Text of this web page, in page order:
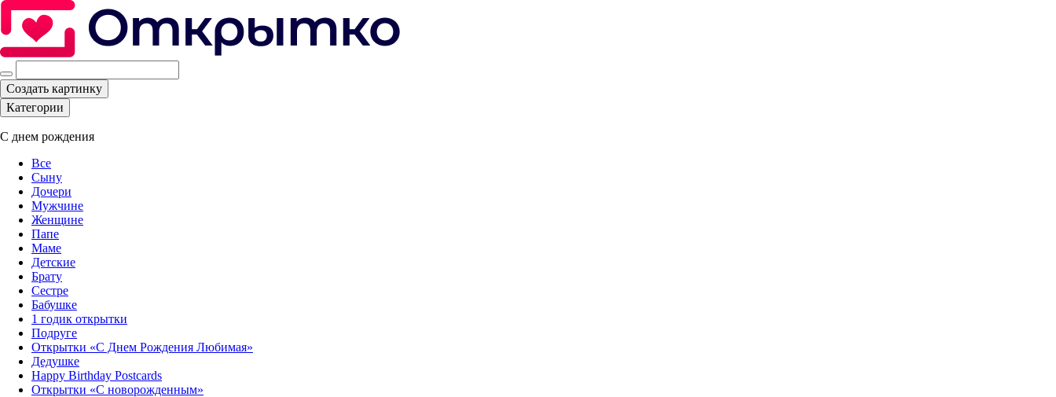
Создать картинку
Категории
С днем рождения
Все
Сыну
Дочери
Мужчине
Женщине
Папе
Маме
Детские
Брату
Сестре
Бабушке
1 годик открытки
Подруге
Открытки «С Днем Рождения Любимая»‎
Дедушке
Happy Birthday Postcards
Открытки «‎С новорожденным»